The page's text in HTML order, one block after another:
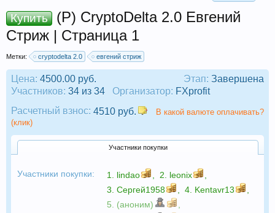
Купить
(Р) CryptoDelta 2.0 Евгений
Стриж | Страница 1
Метки: cryptodelta 2.0 евгений стриж
Этап: Завершена
Цена: 4500.00 руб.
Участников: 34 из 34 Организатор: FXprofit
Расчетный взнос: 4510 руб.
В какой валюте оплачивать?
(клик)
Участники покупки
Участники покупки: 1. lindao 2. leonix
3. Сергей1958 4. Kentavr13
5. (аноним)